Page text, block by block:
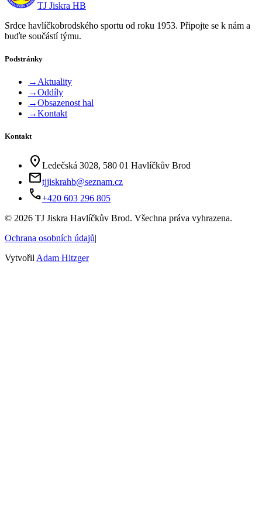
TJ Jiskra HB
Srdce havlíčkobrodského sportu od roku 1953. Připojte se k nám a
buďte součástí týmu.
Podstránky
→ Aktuality
→Oddíly
→Obsazenost hal
→Kontakt
Kontakt
location_on Ledečská 3028, 580 01 Havlíčkův Brod
mailtjjiskrahb@seznam.cz
phone+420 603 296 805
© 2026 TJ Jiskra Havlíčkův Brod. Všechna práva vyhrazena.
Ochrana osobních údajů|
Vytvořil Adam Hitzger